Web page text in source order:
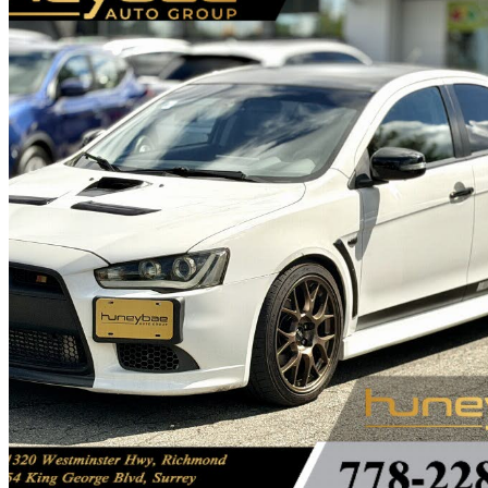
2015 Mitsubishi Lancer
Ralliart AWD83 093 km
22 995 $ Prix
263 $/mois env.
Surrey, BC